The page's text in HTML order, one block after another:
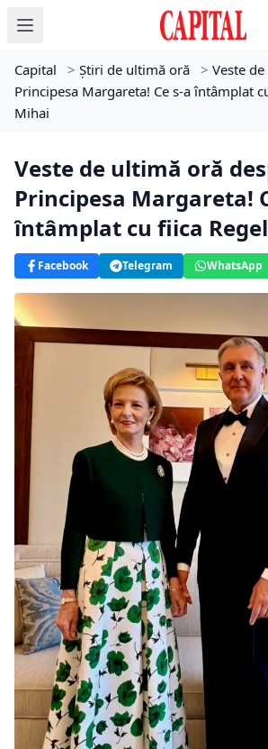
Capital > Știri de ultimă oră > Veste
Principesa Margareta! Ce s-a întâmplat
Mihai
Veste de ultimă oră
Principesa Margareta!
întâmplat cu fiica
Facebook Telegram WhatsApp